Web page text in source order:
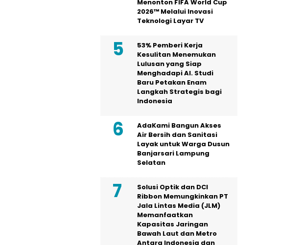
Menonton FIFA World Cup
2026™ Melalui Inovasi
Teknologi Layar TV
53% Pemberi Kerja
Kesulitan Menemukan
Lulusan yang Siap
Menghadapi AI. Studi
Baru Petakan Enam
Langkah Strategis bagi
Indonesia
AdaKami Bangun Akses
Air Bersih dan Sanitasi
Layak untuk Warga Dusun
Banjarsari Lampung
Selatan
Solusi Optik dan DCI
Ribbon Memungkinkan PT
Jala Lintas Media (JLM)
Memanfaatkan
Kapasitas Jaringan
Bawah Laut dan Metro
Antara Indonesia dan